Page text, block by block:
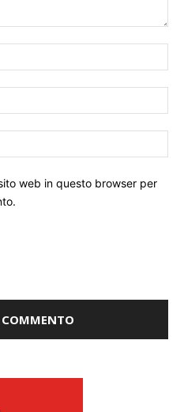
web in questo browser per